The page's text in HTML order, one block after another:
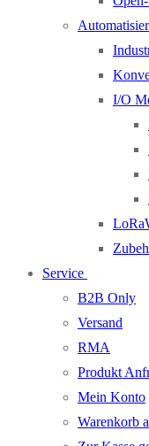
I/O
Service
B2B Only
Versand
RMA
Produkt
Mein Konto
Warenkorb